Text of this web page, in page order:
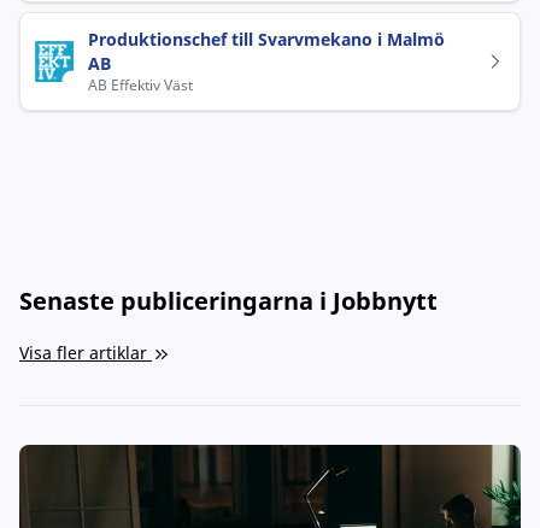
Produktionschef till Svarvmekano i Malmö
AB
AB Effektiv Väst
Senaste publiceringarna i Jobbnytt
Visa fler artiklar